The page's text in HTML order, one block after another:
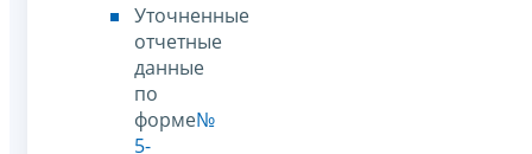
Уточненные
отчетные
данные
по
форме№
5-